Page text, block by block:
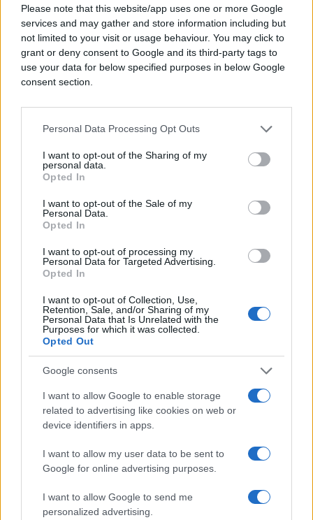
Please note that this website/app uses one or more Google
services and may gather and store information including but
not limited to your visit or usage behaviour. You may click to
grant or deny consent to Google and its third-party tags to
use your data for below specified purposes in below Google
consent section.
Personal Data Processing Opt Outs
I want to opt-out of the Sharing of my
personal data.
Opted In
I want to opt-out of the Sale of my
Personal Data.
Opted In
I want to opt-out of processing my
Personal Data for Targeted Advertising.
Opted In
I want to opt-out of Collection, Use,
Retention, Sale, and/or Sharing of my
Personal Data that Is Unrelated with the
Purposes for which it was collected.
Opted Out
Google consents
I want to allow Google to enable storage
related to advertising like cookies on web or
device identifiers in apps.
I want to allow my user data to be sent to
Google for online advertising purposes.
I want to allow Google to send me
personalized advertising.